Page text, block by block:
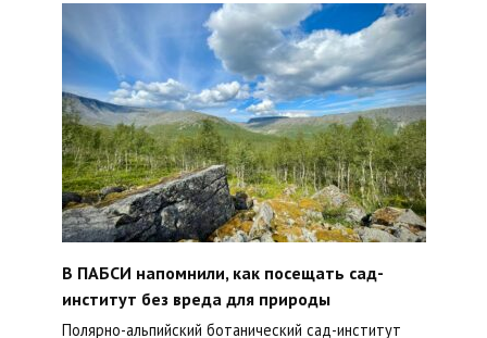
В ПАБСИ напомнили, как посещать сад-
институт без вреда для природы
Полярно-альпийский ботанический сад-институт